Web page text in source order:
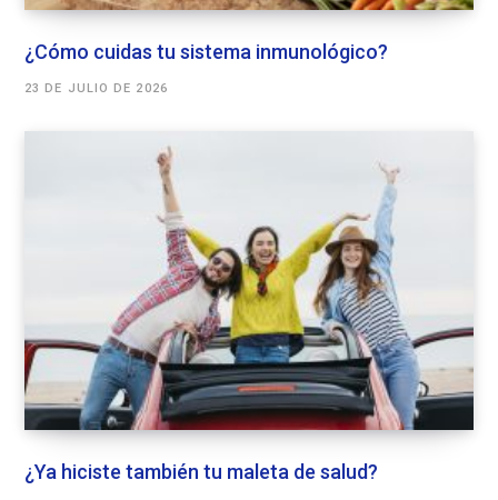
¿Cómo cuidas tu sistema inmunológico?
23 DE JULIO DE 2026
¿Ya hiciste también tu maleta de salud?